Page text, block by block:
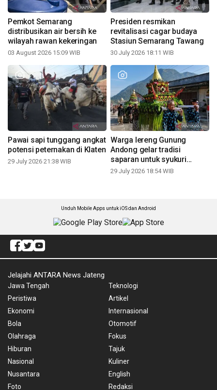
Pemkot Semarang
distribusikan air bersih ke
wilayah rawan kekeringan
03 August 2026 15:09 WIB
Presiden resmikan
revitalisasi cagar budaya
Stasiun Semarang Tawang
30 July 2026 18:11 WIB
Pawai sapi tunggang angkat
potensi peternakan di Klaten
29 July 2026 21:38 WIB
Warga lereng Gunung
Andong gelar tradisi
saparan untuk syukuri
panen
29 July 2026 18:54 WIB
Unduh Mobile Apps untuk iOS dan Android
Jelajahi ANTARA News Jateng
Jawa Tengah
Peristiwa
Ekonomi
Bola
Olahraga
Hiburan
Nasional
Nusantara
Foto
Teknologi
Artikel
Internasional
Otomotif
Fokus
Tajuk
Kuliner
English
Redaksi